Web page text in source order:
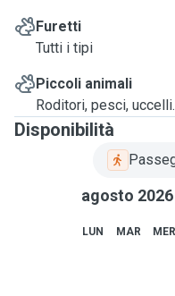
Furetti
Tutti i tipi
Piccoli animali
Roditori, pesci,
Disponibilità
agosto 2026
LUN MAR MER